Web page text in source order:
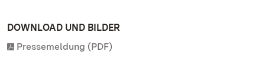
DOWNLOAD UND BILDER
Pressemeldung (PDF)